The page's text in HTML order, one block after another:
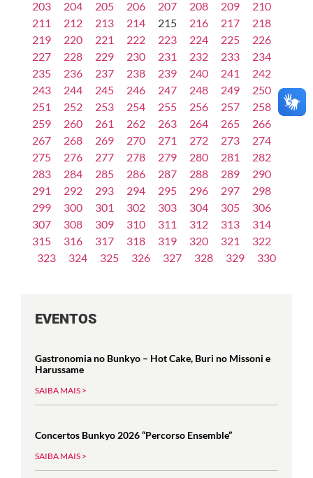
203 204 205 206 207 208 209
210
211
212 213 214 215 216 217
218
219
220 221 222 223 224 225
226
227
228 229 230 231 232 233
234
235
236 237 238 239 240 241
242
243
244 245 246 247 248 249
250
251
252 253 254 255 256 257
258
259
260 261 262 263 264 265
266
267
268 269 270 271 272 273
274
275
276 277 278 279 280 281
282
283
284 285 286 287 288 289
290
291
292 293 294 295 296 297
298
299
300 301 302 303 304 305
306
307
308 309 310 311 312 313
314
315
316 317 318 319 320 321
322
323
324 325 326 327 328 329 330
EVENTOS
Gastronomia no Bunkyo – Hot Cake, Buri no Missoni e
Harussame
SAIBA MAIS >
Concertos Bunkyo 2026 “Percorso Ensemble”
SAIBA MAIS >